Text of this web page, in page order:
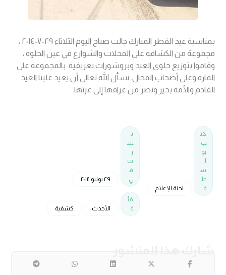
بمناسبة عيد الفطر المبارك جالت صباح اليوم الثلاثاء ٢٩-٧-٢٠١٤ ،
مجموعة من الكشافة على المحلات والشوارع في عين الحلوة ،
وقاموا بتوزيع حلوى العيد وبروشورات تعريفية بالمجموعة على
المارة وعلى أصحاب المحال. نسأل الله تعالى أن يعيد علينا العيد
القادم والأمة بخير ونصر من عراقها إلى غزتها.
كت
ب
بو
س
ط
ة
لجنة الإعلام
ن
ش
ر
ت
ف
ي
٢٩ يوليو ٢٠١٤
فئ
ة
الأحدث كشفية